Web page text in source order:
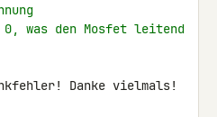
0, was den Mosfet leitend
Danke vielmals!